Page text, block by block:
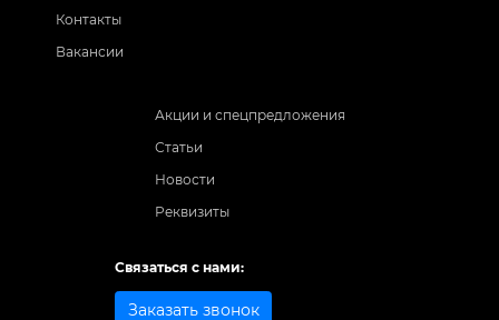
Контакты
Вакансии
Акции и спецпредложения
Статьи
Новости
Реквизиты
Связаться с нами:
Заказать звонок